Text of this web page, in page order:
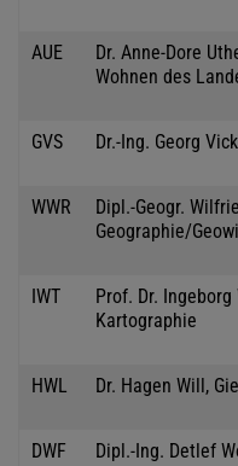
AUE
Dr. Anne-Dore
Wohnen des
GVS Dr.-Ing. Georg
WWR
Dipl.-Geogr.
Geographie/
IWT
Prof. Dr.
Kartographie
HWL Dr. Hagen Will,
DWF Dipl.-Ing. Detlef